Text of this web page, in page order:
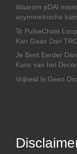
Waarom pDAI
asymmetrische
🚀 PulseChain
Kan Gaan Dan
Je Bent Eerder
Kans van het
Vrijheid Is Geen